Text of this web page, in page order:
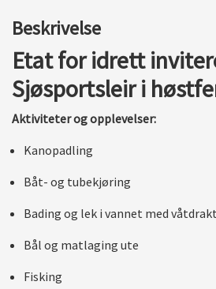
Beskrivelse
Etat for idrett
Sjøsportsleir i
Aktiviteter og opplevelser:
Kanopadling
Båt- og tubekjøring
Bading og lek i vannet med våtdrakt
Bål og matlaging ute
Fisking